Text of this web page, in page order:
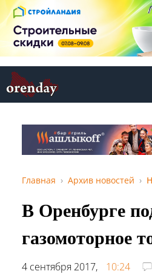
Главная Архив новостей
В Оренбурге
газомоторное
4 сентября 2017,
10:24